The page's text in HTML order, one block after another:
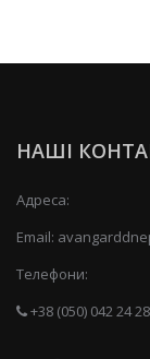
НАШІ
Адреса:
Email:
Телефони:
+38 (050) 042 24 28